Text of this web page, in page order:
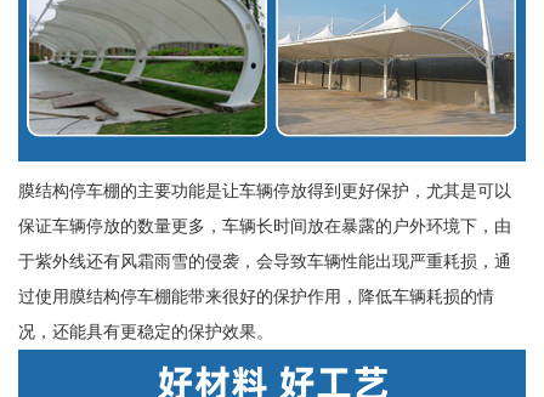
膜结构停车棚的主要功能是让车辆停放得到更好保护，尤其是可以
保证车辆停放的数量更多，车辆长时间放在暴露的户外环境下，由
于紫外线还有风霜雨雪的侵袭，会导致车辆性能出现严重耗损，通
过使用膜结构停车棚能带来很好的保护作用，降低车辆耗损的情
况，还能具有更稳定的保护效果。